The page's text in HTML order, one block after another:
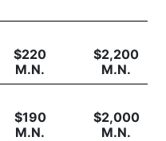
$220
M.N.
$2,200
M.N.
$190
M.N.
$2,000
M.N.